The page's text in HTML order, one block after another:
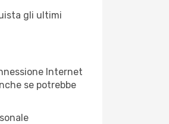
gli ultimi
Internet
se potrebbe